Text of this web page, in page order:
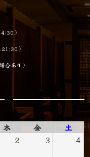
）
）
合あり）
木 金 土
2 3
4